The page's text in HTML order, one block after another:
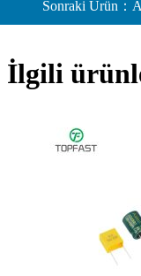
Sonraki Ürün：
İlgili